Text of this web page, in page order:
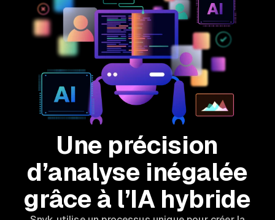
Une précision
d’analyse inégalée
grâce à l’IA hybride